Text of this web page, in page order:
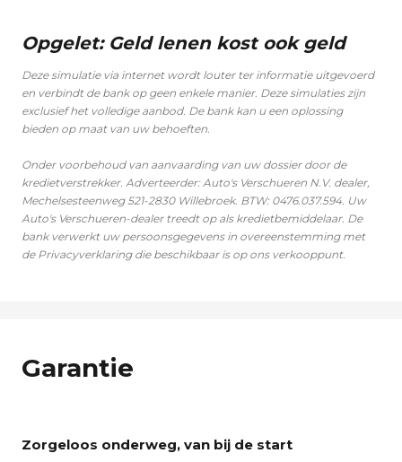
Opgelet: Geld lenen kost ook geld
Deze simulatie via internet wordt louter ter informatie uitgevoerd
en verbindt de bank op geen enkele manier. Deze simulaties zijn
exclusief het volledige aanbod. De bank kan u een oplossing
bieden op maat van uw behoeften.
Onder voorbehoud van aanvaarding van uw dossier door de
kredietverstrekker. Adverteerder: Auto's Verschueren N.V. dealer,
Mechelsesteenweg 521-2830 Willebroek. BTW: 0476.037.594. Uw
Auto's Verschueren-dealer treedt op als kredietbemiddelaar. De
bank verwerkt uw persoonsgegevens in overeenstemming met
de Privacyverklaring die beschikbaar is op ons verkooppunt.
Garantie
Zorgeloos onderweg, van bij de start